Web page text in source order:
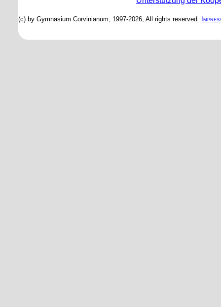
(c) by Gymnasium Corvinianum, 1997-2026; All rights reserved.